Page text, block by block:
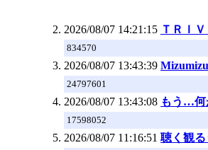
2026/08/07 14:21:15 ＴＲＩ
834570
2026/08/07 13:43:39
24797601
2026/08/07 13:43:08 もう…何
17598052
2026/08/07 11:16:51 聴く観